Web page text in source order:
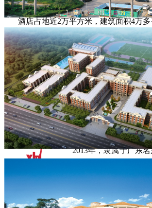
球会仅30分钟车程，来往交通方便快捷。
       酒店占地近2万平方米，建筑面积4万多平方米。主楼高16
层，拥有设备完善的各类豪华客房291间
室及可容纳800人的多功能宴会厅，设有
理、卡拉OK、室内游泳池、健身房等，是
娱乐理想选择。
查看凤岗酒店网站
江门市华凯货运
2013年，隶属于广东
营货运代理、船舶业
配件及车辆信息咨询服务等相关业务。